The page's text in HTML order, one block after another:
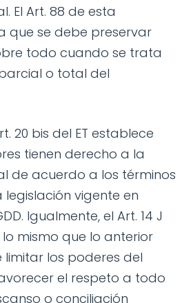
El Art. 88 de esta
que se debe preservar
todo cuando se trata
o total del
20 bis del ET establece
tienen derecho a la
de acuerdo a los términos
vigente en
Igualmente, el Art. 14 J
lo mismo que lo anterior
limitar los poderes del
el respeto a todo
o conciliación